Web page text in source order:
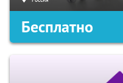
Бесплатно